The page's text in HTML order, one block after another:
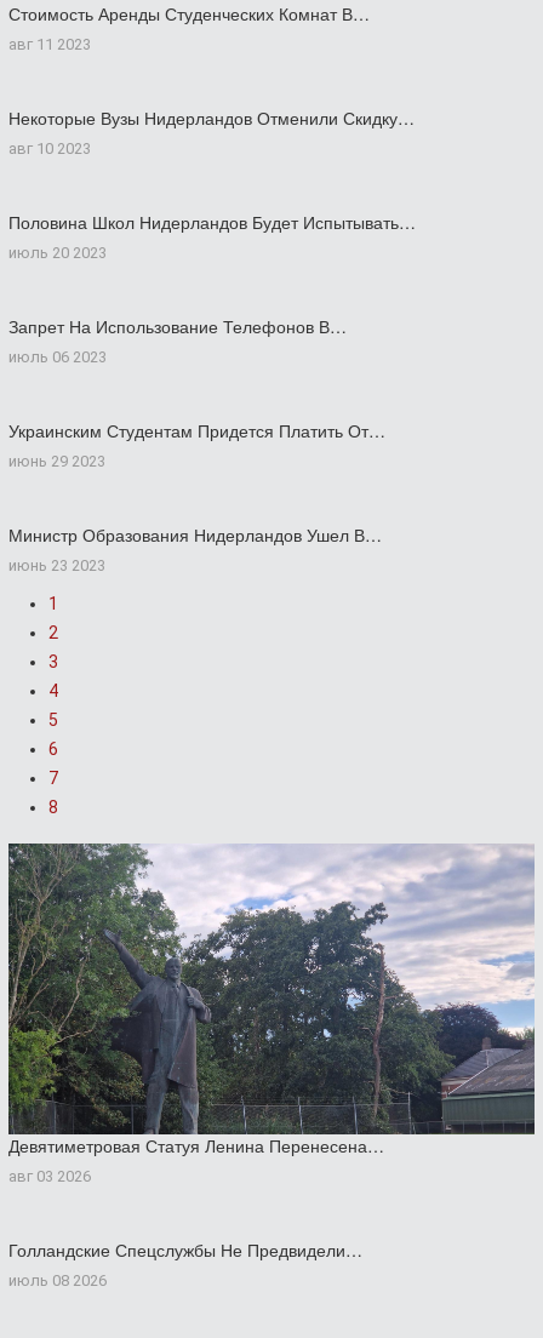
Стоимость Аренды Студенческих Комнат В…
авг 11 2023
Некоторые Вузы Нидерландов Отменили Скидку…
авг 10 2023
Половина Школ Нидерландов Будет Испытывать…
июль 20 2023
Запрет На Использование Телефонов В…
июль 06 2023
Украинским Студентам Придется Платить От…
июнь 29 2023
Министр Образования Нидерландов Ушел В…
июнь 23 2023
1
2
3
4
5
6
7
8
Девятиметровая Статуя Ленина Перенесена…
авг 03 2026
Голландские Спецслужбы Не Предвидели…
июль 08 2026